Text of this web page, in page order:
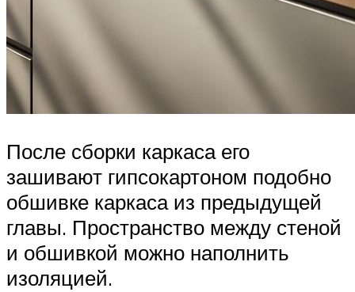
После сборки каркаса его
зашивают гипсокартоном подобно
обшивке каркаса из предыдущей
главы. Пространство между стеной
и обшивкой можно наполнить
изоляцией.